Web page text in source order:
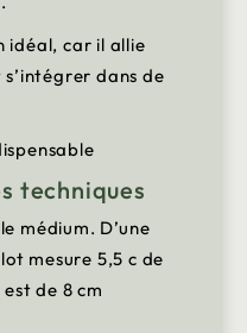
idéal, car il allie
dans de
techniques
médium. D’une
mesure 5,5 c de
de 8 cm